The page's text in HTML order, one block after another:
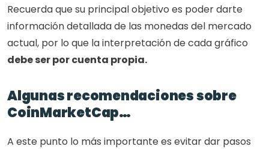
Recuerda que su principal objetivo es poder darte
información detallada de las monedas del mercado
debe ser por cuenta propia.
Algunas recomendaciones sobre
CoinMarketCap…
A este punto lo más importante es evitar dar pasos